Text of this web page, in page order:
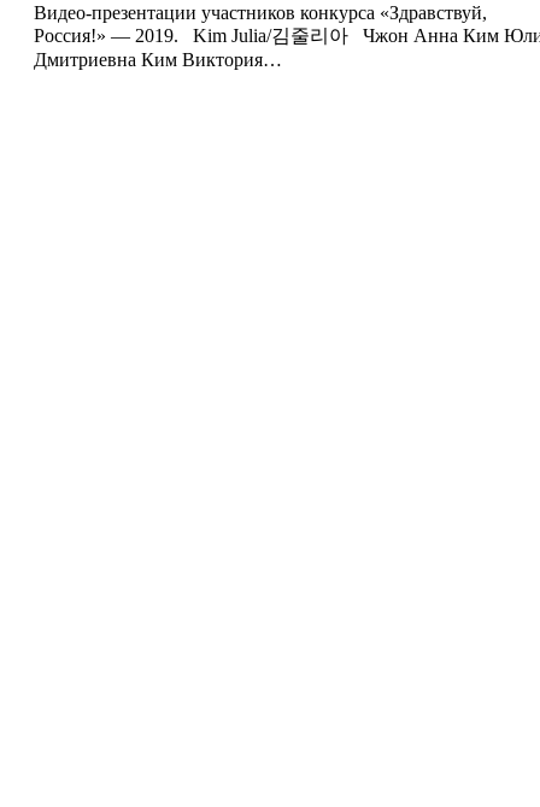
Видео-презентации участников конкурса «Здравствуй,
Россия!» — 2019. Kim Julia/김줄리아 Чжон Анна Ким
Дмитриевна Ким Виктория…